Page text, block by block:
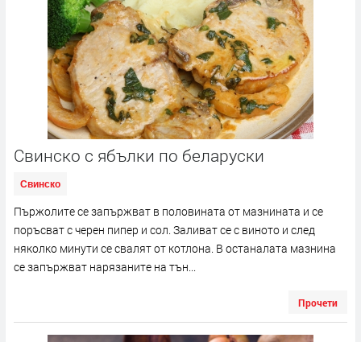
Свинско с ябълки по беларуски
Свинско
Пържолите се запържват в половината от мазнината и се
поръсват с черен пипер и сол. Заливат се с виното и след
няколко минути се свалят от котлона. В останалата мазнина
се запържват нарязаните на тън...
Прочети